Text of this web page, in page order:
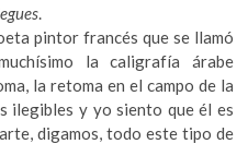
.
pintor francés que se llamó
la caligrafía árabe
la retoma en el campo de la
ilegibles y yo siento que él es
digamos, todo este tipo de